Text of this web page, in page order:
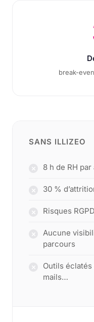
break-
SANS ILLIZEO
8 h de RH
30 %
Risques
Aucune
parcours
Outils éclatés
mails…